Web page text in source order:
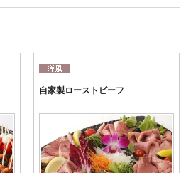
自家製ローストビーフ